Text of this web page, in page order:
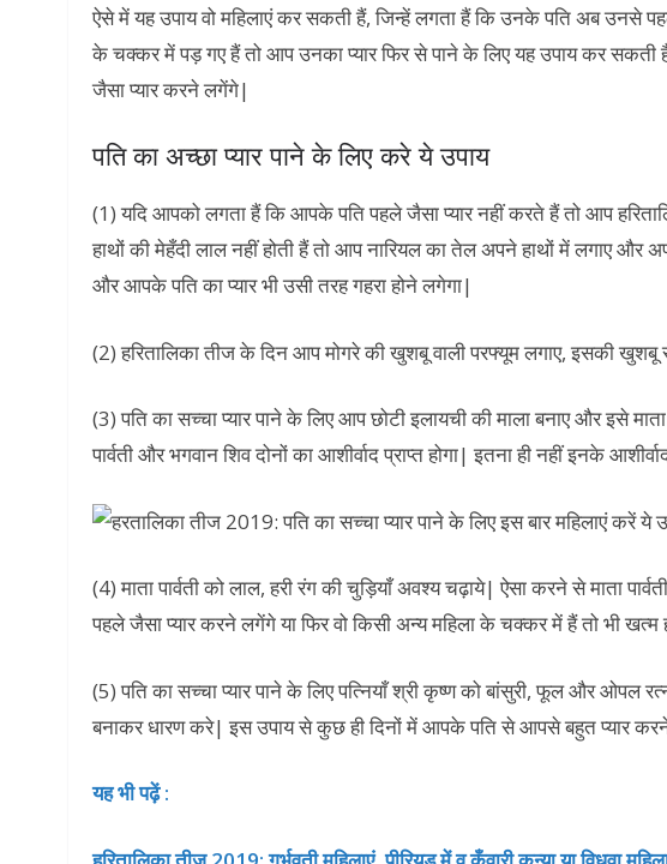
ऐसे में यह उपाय वो महिलाएं कर सकती हैं, जिन्हें लगता हैं कि उनके पति अब उनसे
के चक्कर में पड़ गए हैं तो आप उनका प्यार फिर से पाने के लिए यह उपाय कर
जैसा प्यार करने लगेंगे|
पति का अच्छा प्यार पाने के लिए करे ये उपाय
(1) यदि आपको लगता हैं कि आपके पति पहले जैसा प्यार नहीं करते हैं तो आप
हाथों की मेहँदी लाल नहीं होती हैं तो आप नारियल का तेल अपने हाथों में लगाए और
और आपके पति का प्यार भी उसी तरह गहरा होने लगेगा|
(2) हरितालिका तीज के दिन आप मोगरे की खुशबू वाली परफ्यूम लगाए, इसकी
(3) पति का सच्चा प्यार पाने के लिए आप छोटी इलायची की माला बनाए और इसे
पार्वती और भगवान शिव दोनों का आशीर्वाद प्राप्त होगा| इतना ही नहीं इनके
(4) माता पार्वती को लाल, हरी रंग की चुड़ियाँ अवश्य चढ़ाये| ऐसा करने से माता
पहले जैसा प्यार करने लगेंगे या फिर वो किसी अन्य महिला के चक्कर में हैं तो भी खत्म
(5) पति का सच्चा प्यार पाने के लिए पत्नियाँ श्री कृष्ण को बांसुरी, फूल और
बनाकर धारण करे| इस उपाय से कुछ ही दिनों में आपके पति से आपसे बहुत प्यार
यह भी पढ़ें :